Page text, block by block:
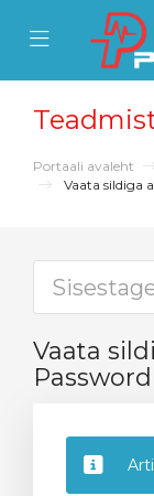
Mobile
Mobile
Portaali avaleht
Vaata sildiga
Vaata